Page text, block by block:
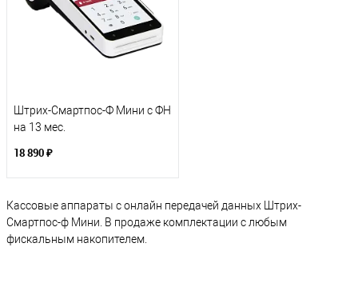
Штрих-Смартпос-Ф Мини с ФН
на 13 мес.
18 890 ₽
Кассовые аппараты с онлайн передачей данных Штрих-
Смартпос-ф Мини. В продаже комплектации с любым
фискальным накопителем.